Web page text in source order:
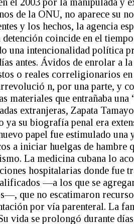
de la ONU, no aparece su
y los hechos, la agencia
coincide en el
una intencionalidad política
antes. Ávidos de enrolar a
o reales correligionarios
n, por una parte, y
materiales que entrañaba
extranjeras, Zapata
ya su biografía penal era
papel fue estimulado una
a iniciar huelgas de hambre
La medicina cubana lo
hospitalarias donde fue
—a los que se
que no escatimaron
por vía parenteral. La
vida se prolongó durante